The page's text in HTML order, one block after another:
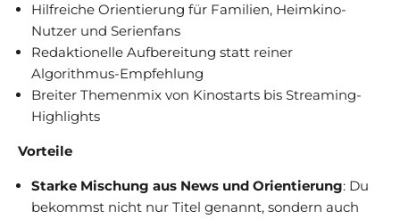
Hilfreiche Orientierung für Familien, Heimkino-
Nutzer und Serienfans
Redaktionelle Aufbereitung statt reiner
Algorithmus-Empfehlung
Breiter Themenmix von Kinostarts bis Streaming-
Highlights
Vorteile
Starke Mischung aus News und Orientierung: Du
bekommst nicht nur Titel genannt, sondern auch